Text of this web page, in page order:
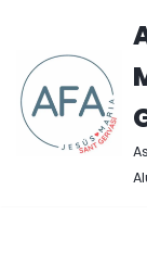
Saltar
al
contenido